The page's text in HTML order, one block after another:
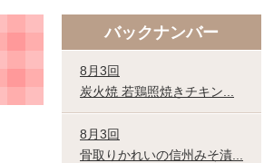
バックナンバー
8月3回
炭火焼 若鶏照焼きチキン...
8月3回
骨取りかれいの信州みそ漬...